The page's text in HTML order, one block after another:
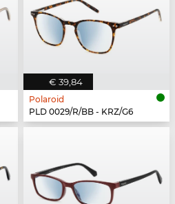
€ 39,84
Polaroid
PLD 0029/R/BB - KRZ/G6